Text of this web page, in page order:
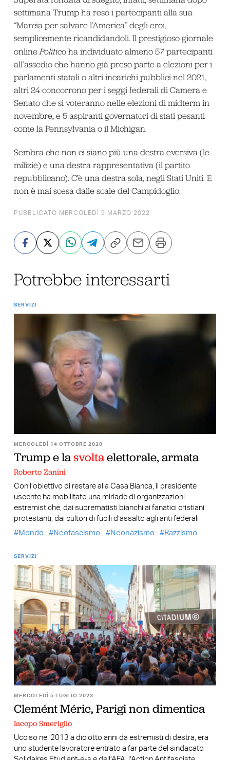
settimana Trump ha reso i partecipanti alla sua
“Marcia per salvare l’America” degli eroi,
semplicemente ricandidandoli. Il prestigioso giornale
onlinePoliticoha individuato almeno 57 partecipanti
all’assedio che hanno già preso parte a elezioni per i
parlamenti statali o altri incarichi pubblici nel 2021,
altri 24 concorrono per i seggi federali di Camera e
Senato che si voteranno nelle elezioni di midterm in
novembre, e 5 aspiranti governatori di stati pesanti
come la Pennsylvania o il Michigan.
Sembra che non ci siano più una destra eversiva (le
milizie) e una destra rappresentativa (il partito
repubblicano). C’è una destra sola, negli Stati Uniti. E
non è mai scesa dalle scale del Campidoglio.
PUBBLICATO MERCOLEDÌ 9 MARZO 2022
Potrebbe interessarti
SERVIZI
MERCOLEDÌ 14 OTTOBRE 2020
Trump e lasvoltaelettorale, armata
Roberto Zanini
Con l’obiettivo di restare alla Casa Bianca, il presidente
uscente ha mobilitato una miriade di organizzazioni
estremistiche, dai suprematisti bianchi ai fanatici cristiani
protestanti, dai cultori di fucili d’assalto agli anti federali
Mondo
Neofascismo Neonazismo Razzismo
SERVIZI
MERCOLEDÌ 5 LUGLIO 2023
Clemént Méric, Parigi non dimentica
Iacopo Smeriglio
Ucciso nel 2013 a diciotto anni da estremisti di destra, era
uno studente lavoratore entrato a far parte del sindacato